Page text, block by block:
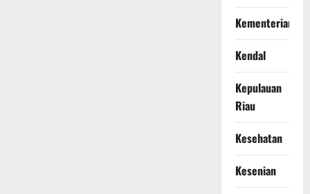
Kementerian
Kendal
Kepulauan
Riau
Kesehatan
Kesenian